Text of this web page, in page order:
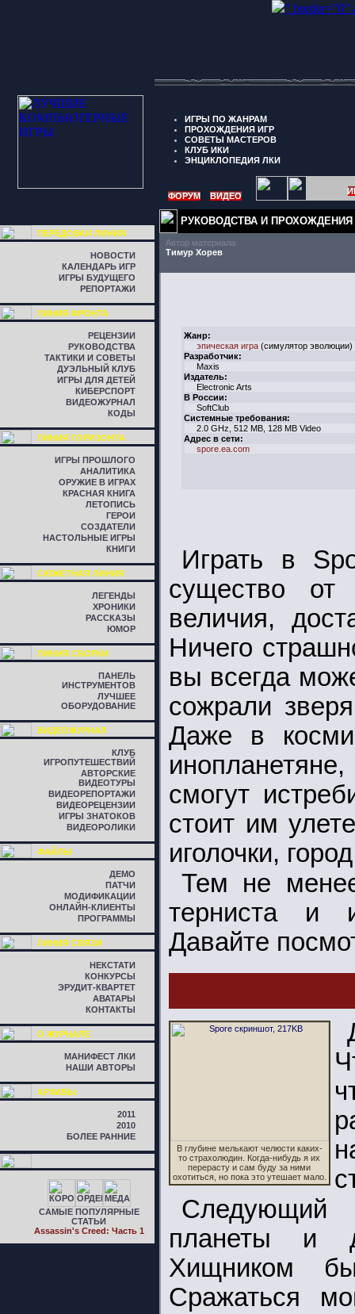
" border="0"
ИГРЫ ПО ЖАНРАМ
ПРОХОЖДЕНИЯ ИГР
СОВЕТЫ МАСТЕРОВ
КЛУБ ИКИ
ЭНЦИКЛОПЕДИЯ ЛКИ
ФОРУМ ВИДЕО
ПЕРЕДОВАЯ ЛИНИЯ
НОВОСТИ
КАЛЕНДАРЬ ИГР
ИГРЫ БУДУЩЕГО
РЕПОРТАЖИ
ЛИНИЯ ФРОНТА
РЕЦЕНЗИИ
РУКОВОДСТВА
ТАКТИКИ И СОВЕТЫ
ДУЭЛЬНЫЙ КЛУБ
ИГРЫ ДЛЯ ДЕТЕЙ
КИБЕРСПОРТ
ВИДЕОЖУРНАЛ
КОДЫ
ЛИНИЯ ГОРИЗОНТА
ИГРЫ ПРОШЛОГО
АНАЛИТИКА
ОРУЖИЕ В ИГРАХ
КРАСНАЯ КНИГА
ЛЕТОПИСЬ
ГЕРОИ
СОЗДАТЕЛИ
НАСТОЛЬНЫЕ ИГРЫ
КНИГИ
СЮЖЕТНАЯ ЛИНИЯ
ЛЕГЕНДЫ
ХРОНИКИ
РАССКАЗЫ
ЮМОР
ЛИНИЯ СБОРКИ
ПАНЕЛЬ
ИНСТРУМЕНТОВ
ЛУЧШЕЕ
ОБОРУДОВАНИЕ
ВИДЕОЖУРНАЛ
КЛУБ
ИГРОПУТЕШЕСТВИЙ
АВТОРСКИЕ
ВИДЕОТУРЫ
ВИДЕОРЕПОРТАЖИ
ВИДЕОРЕЦЕНЗИИ
ИГРЫ ЗНАТОКОВ
ВИДЕОРОЛИКИ
ФАЙЛЫ
ДЕМО
ПАТЧИ
МОДИФИКАЦИИ
ОНЛАЙН-КЛИЕНТЫ
ПРОГРАММЫ
ЛИНИЯ СВЯЗИ
НЕКСТАТИ
КОНКУРСЫ
ЭРУДИТ-КВАРТЕТ
АВАТАРЫ
КОНТАКТЫ
О ЖУРНАЛЕ
МАНИФЕСТ ЛКИ
НАШИ АВТОРЫ
АРХИВЫ
2011
2010
БОЛЕЕ РАННИЕ
САМЫЕ ПОПУЛЯРНЫЕ
СТАТЬИ
Assassin's Creed: Часть 1
РУКОВОДСТВА И ПРОХОЖДЕНИЯ
Автор материала:
Тимур Хорев
Жанр:
эпическая игра (симулятор эволюции)
Разработчик:
Maxis
Издатель:
Electronic Arts
В России:
SoftClub
Системные требования:
2.0 GHz, 512 MB, 128 MB Video
Адрес в сети:
spore.ea.com
Играть в
существо от
величия,
Ничего
вы всегда
сожрали
Даже в
смогут
стоит им
иголочки,
Тем не
терниста и
Давайте
В глубине мелькают челюсти каких-
то страхолюдин. Когда-нибудь я их
перерасту и сам буду за ними
охотиться, но пока это утешает мало.
планеты и
Хищником
Сражаться